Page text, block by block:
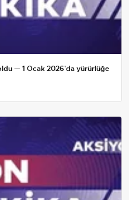
— 1 Ocak 2026'da yürürlüğe